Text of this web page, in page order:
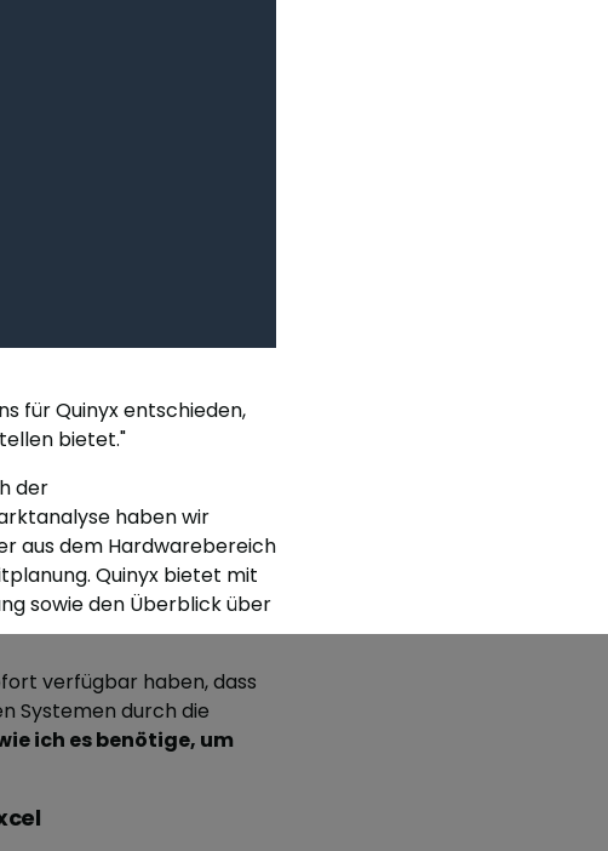
für Quinyx entschieden,
bietet."
der
haben wir
aus dem Hardwarebereich
Quinyx bietet mit
sowie den Überblick über
verfügbar haben, dass
Systemen durch die
ich es benötige, um